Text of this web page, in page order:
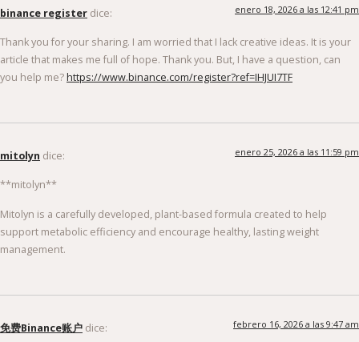
binance register dice: enero 18, 2026 a las 12:41 pm
Thank you for your sharing. I am worried that I lack creative ideas. It is your
article that makes me full of hope. Thank you. But, I have a question, can
you help me?https://www.binance.com/register?ref=IHJUI7TF
mitolyn dice: enero 25, 2026 a las 11:59 pm
**mitolyn**
Mitolyn is a carefully developed, plant-based formula created to help
support metabolic efficiency and encourage healthy, lasting weight
management.
免费Binance账户 dice: febrero 16, 2026 a las 9:47 am